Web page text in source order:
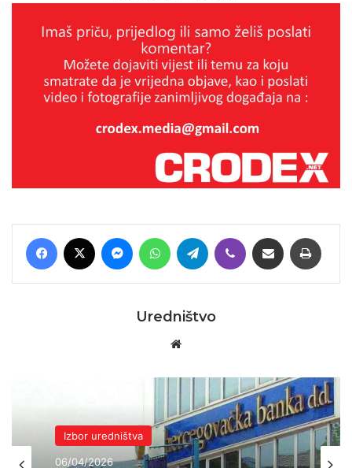
Facebook MessengerWhatsAppTelegram Viber Podijeli putem E-maila
Uredništvo
Izbor uredništva
Izbor uredništva